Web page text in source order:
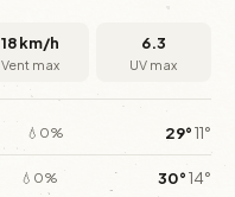
18 km/h
Vent max
6.3
UV max
💧0% 29°11°
💧0% 30°14°